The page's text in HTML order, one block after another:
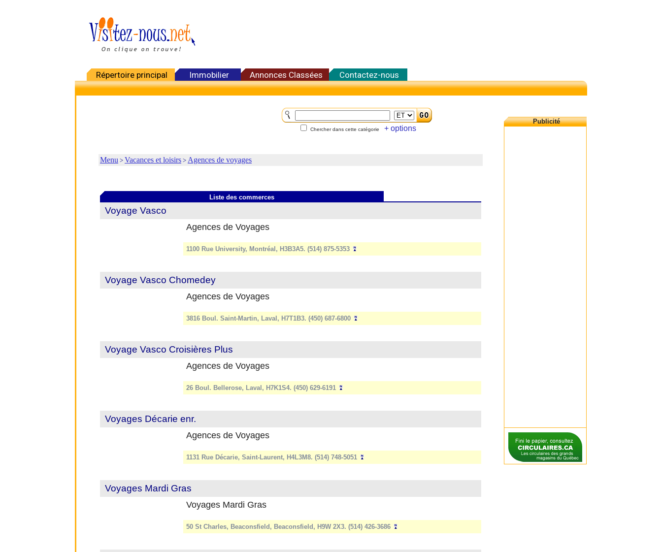
Répertoire principal Immobilier Annonces Classées Contactez-nous
Chercher dans cette catégorie + options
Menu > Vacances et loisirs > Agences de voyages
Liste des commerces
Voyage Vasco
Agences de Voyages
1100 Rue University, Montréal, H3B3A5. (514) 875-5353
Voyage Vasco Chomedey
Agences de Voyages
3816 Boul. Saint-Martin, Laval, H7T1B3. (450) 687-6800
Voyage Vasco Croisières Plus
Agences de Voyages
26 Boul. Bellerose, Laval, H7K1S4. (450) 629-6191
Voyages Décarie enr.
Agences de Voyages
1131 Rue Décarie, Saint-Laurent, H4L3M8. (514) 748-5051
Voyages Mardi Gras
Voyages Mardi Gras
50 St Charles, Beaconsfield, Beaconsfield, H9W 2X3. (514) 426-3686
Publicité